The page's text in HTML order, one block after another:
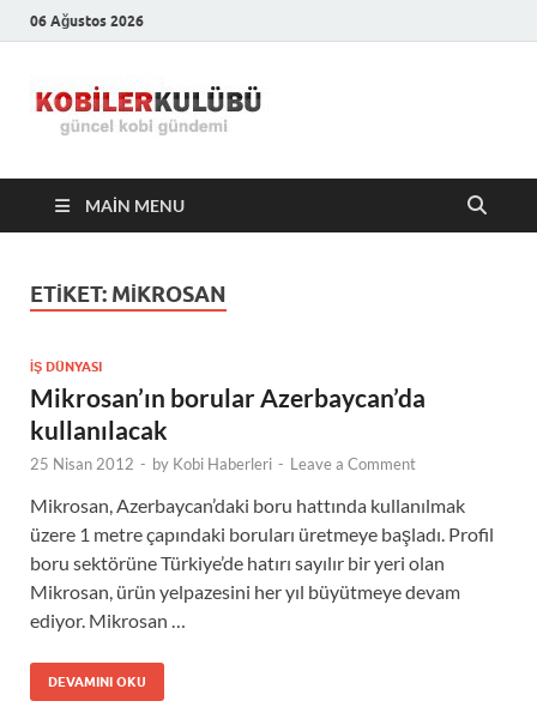
06 Ağustos 2026
Kulübü –
En Güncel
MAIN MENU
ETIKET: MIKROSAN
İŞ DÜNYASI
Mikrosan’ın borular Azerbaycan’da
kullanılacak
25 Nisan 2012 - by Kobi Haberleri - Leave a Comment
Mikrosan, Azerbaycan’daki boru hattında kullanılmak
üzere 1 metre çapındaki boruları üretmeye başladı. Profil
boru sektörüne Türkiye’de hatırı sayılır bir yeri olan
Mikrosan, ürün yelpazesini her yıl büyütmeye devam
ediyor. Mikrosan …
DEVAMINI OKU